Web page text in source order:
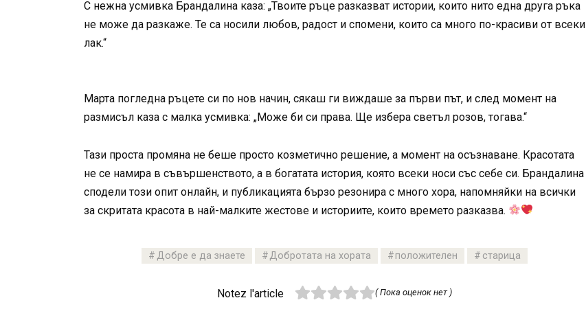
С нежна усмивка Брандалина каза: „Твоите ръце разказват истории, които нито една друга ръка
не може да разкаже. Те са носили любов, радост и спомени, които са много по-красиви от всеки
лак.“
Марта погледна ръцете си по нов начин, сякаш ги виждаше за първи път, и след момент на
размисъл каза с малка усмивка: „Може би си права. Ще избера светъл розов, тогава.“
Тази проста промяна не беше просто козметично решение, а момент на осъзнаване. Красотата
не се намира в съвършенството, а в богатата история, която всеки носи със себе си. Брандалина
сподели този опит онлайн, и публикацията бързо резонира с много хора, напомняйки на всички
за скритата красота в най-малките жестове и историите, които времето разказва.
Добре е да знаете Добротата на хората положителен старица
Notez l'article ( Пока оценок нет )